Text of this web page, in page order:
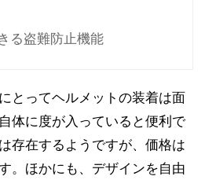
る盗難防止機能
とってヘルメットの装着は面
体に度が入っていると便利で
存在するようですが、価格は
。ほかにも、デザインを自由